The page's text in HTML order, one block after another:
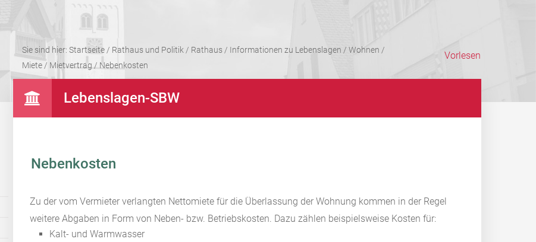
Sie sind hier: Startseite/ Rathaus und Politik / Rathaus/ Informationen zu Lebenslagen / Wohnen /
Miete/ Mietvertrag/ Nebenkosten
Vorlesen
Lebenslagen-SBW
Nebenkosten
Zu der vom Vermieter verlangten Nettomiete für die Überlassung der Wohnung kommen in der Regel
weitere Abgaben in Form von Neben- bzw. Betriebskosten. Dazu zählen beispielsweise Kosten für:
Kalt- und Warmwasser